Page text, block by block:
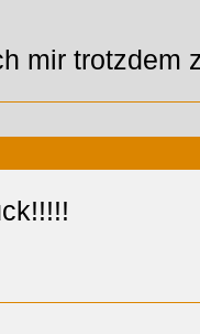
mir trotzdem